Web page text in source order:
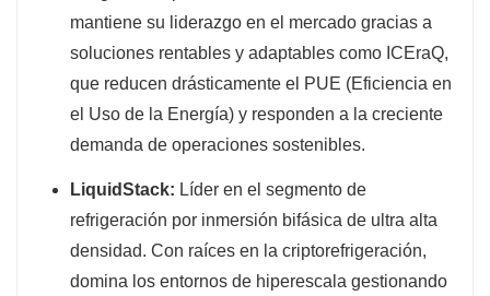
mantiene su liderazgo en el mercado gracias a
soluciones rentables y adaptables como ICEraQ,
que reducen drásticamente el PUE (Eficiencia en
el Uso de la Energía) y responden a la creciente
demanda de operaciones sostenibles.
LiquidStack: Líder en el segmento de
refrigeración por inmersión bifásica de ultra alta
densidad. Con raíces en la criptorefrigeración,
domina los entornos de hiperescala gestionando